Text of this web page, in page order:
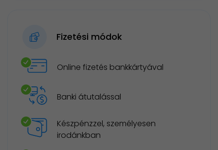
Fizetési módok
Online fizetés bankkártyával
Banki átutalással
Készpénzzel, személyesen
irodánkban